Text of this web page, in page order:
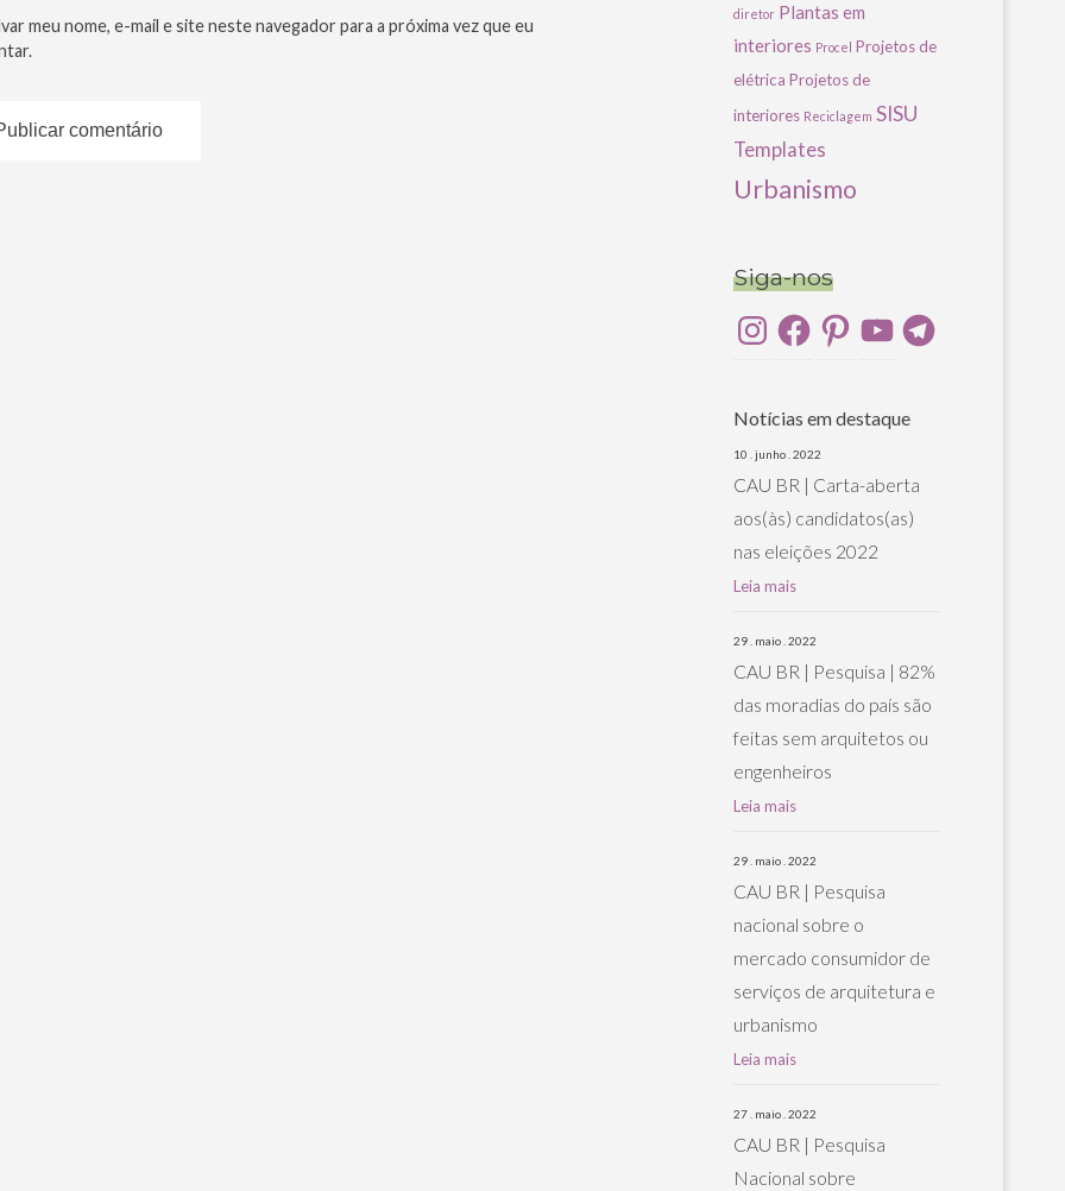
meu nome, e-mail e site neste navegador para a próxima vez que eu
diretor Plantas em
interiores Procel Projetos de
elétrica Projetos de
interiores Reciclagem SISU
Templates
Urbanismo
Siga-nos
InstagramFacebookPinterestYouTubeTelegram
Notícias em destaque
10 . junho . 2022
CAU BR | Carta-aberta
aos(às) candidatos(as)
nas eleições 2022
Leia mais
29 . maio . 2022
CAU BR | Pesquisa | 82%
das moradias do país são
feitas sem arquitetos ou
engenheiros
Leia mais
29 . maio . 2022
CAU BR | Pesquisa
nacional sobre o
mercado consumidor de
serviços de arquitetura e
urbanismo
Leia mais
27 . maio . 2022
CAU BR | Pesquisa
Nacional sobre